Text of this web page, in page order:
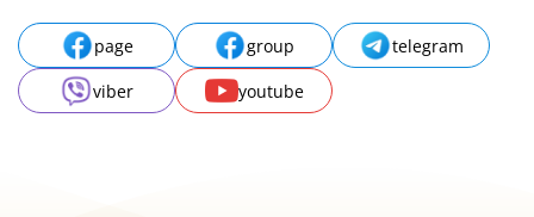
page group
telegram
viber
youtube